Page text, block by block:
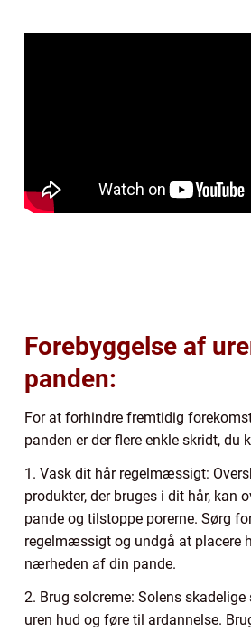
Forebyggelse af
panden:
For at forhindre fremtidig
panden er der flere enkle skridt, du
1. Vask dit hår regelmæssigt:
produkter, der bruges i dit hår, kan
pande og tilstoppe porerne. Sørg
regelmæssigt og undgå at placere
nærheden af din pande.
2. Brug solcreme: Solens
uren hud og føre til ardannelse.